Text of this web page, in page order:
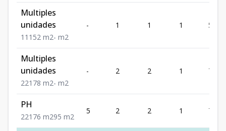
Multiples
unidades
1 1 1 52 m2- m2
- 1 1 1 52
Multiples
unidades
221 78 m2- m2
- 2 2 1 78
PH
221 76 m295 m2
5 2 2 1 76